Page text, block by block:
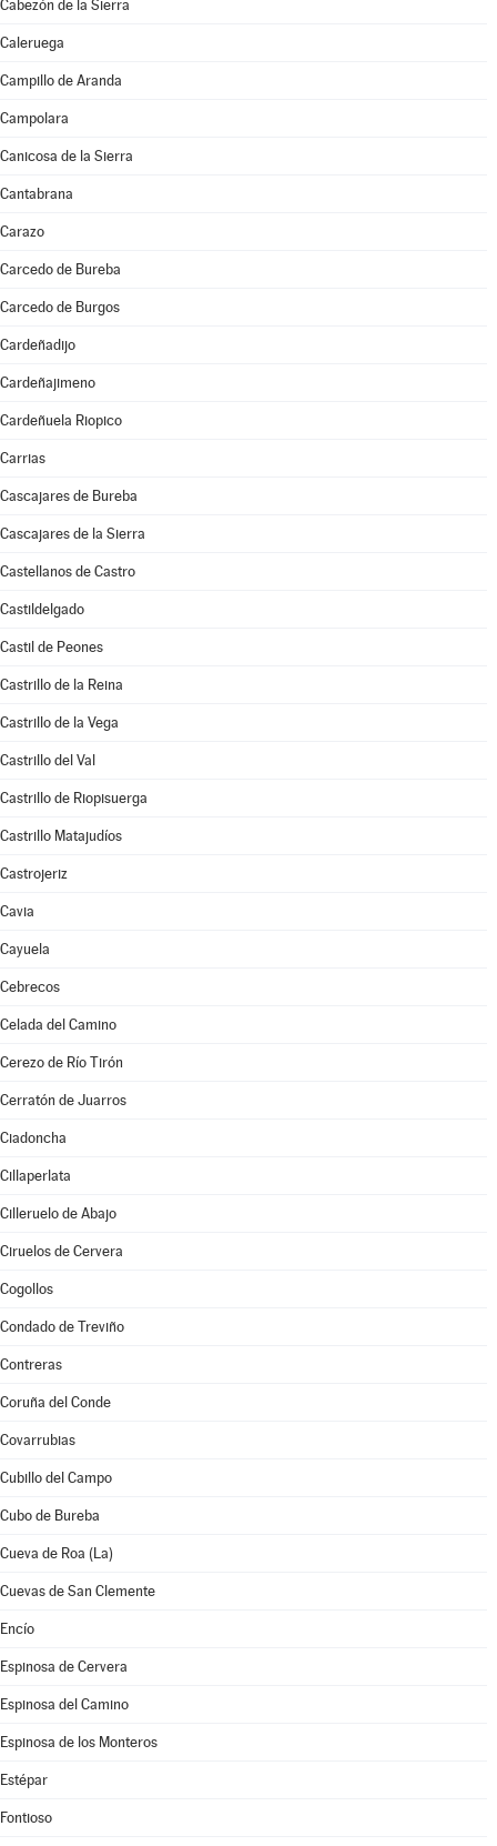
Cabezón de la Sierra
Caleruega
Campillo de Aranda
Campolara
Canicosa de la Sierra
Cantabrana
Carazo
Carcedo de Bureba
Carcedo de Burgos
Cardeñadijo
Cardeñajimeno
Cardeñuela Riopico
Carrias
Cascajares de Bureba
Cascajares de la Sierra
Castellanos de Castro
Castildelgado
Castil de Peones
Castrillo de la Reina
Castrillo de la Vega
Castrillo del Val
Castrillo de Riopisuerga
Castrillo Matajudíos
Castrojeriz
Cavia
Cayuela
Cebrecos
Celada del Camino
Cerezo de Río Tirón
Cerratón de Juarros
Ciadoncha
Cillaperlata
Cilleruelo de Abajo
Ciruelos de Cervera
Cogollos
Condado de Treviño
Contreras
Coruña del Conde
Covarrubias
Cubillo del Campo
Cubo de Bureba
Cueva de Roa (La)
Cuevas de San Clemente
Encío
Espinosa de Cervera
Espinosa del Camino
Espinosa de los Monteros
Estépar
Fontioso